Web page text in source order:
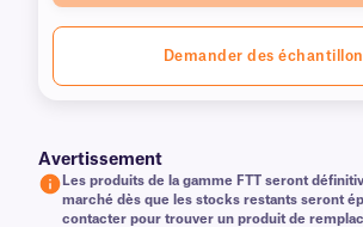
Demander des
Avertissement
Les produits de la gamme FTT seront
marché dès que les stocks restants seront
contacter pour trouver un produit de